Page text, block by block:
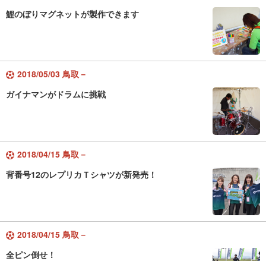
鯉のぼりマグネットが製作できます
2018/05/03 鳥取－
ガイナマンがドラムに挑戦
2018/04/15 鳥取－
背番号12のレプリカＴシャツが新発売！
2018/04/15 鳥取－
全ピン倒せ！